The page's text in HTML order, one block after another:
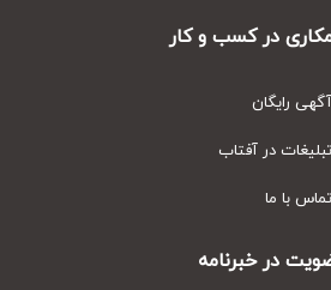
در کسب و کار
رایگان
در آفتاب
با ما
در خبرنامه